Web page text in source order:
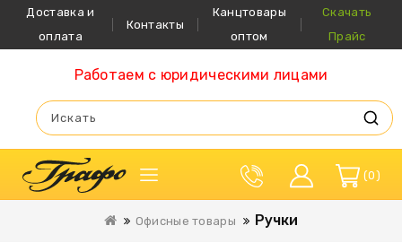
Доставка и
оплата
Контакты
Канцтовары
оптом
Скачать
Прайс
Работаем с юридическими лицами
0
Офисные товары Ручки